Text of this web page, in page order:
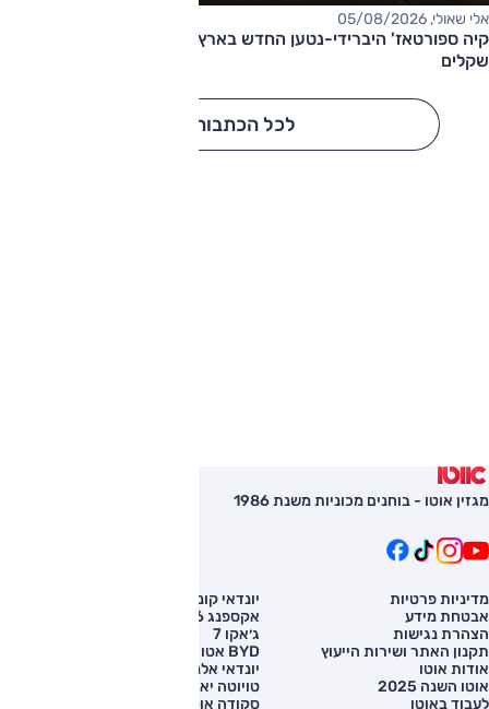
אלי שאולי, 05/08/2026
שקלים
לכל הכתבות
מגזין אוטו - בוחנים מכוניות משנת 1986
מדיניות פרטיות
אבטחת מידע
הצהרת נגישות
תקנון האתר ושירות הייעוץ
אודות אוטו
אוטו השנה 2025
לעבוד באוטו
יונדאי קונה
אקספנג G6
ג׳אקו 7
BYD אטו 3
יונדאי אלנטרה
טויוטה יאריס קרוס
סקודה אוקטביה